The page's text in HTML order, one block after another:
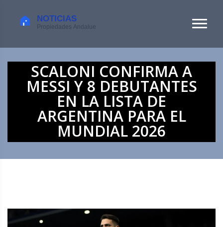
SCALONI CONFIRMA A
MESSI Y 8 DEBUTANTES
EN LA LISTA DE
ARGENTINA PARA EL
MUNDIAL 2026